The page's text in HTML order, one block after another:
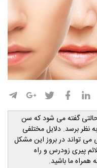
گفته می شود که سن
نظر برسد. دلایل مختلفی
تواند در بروز این مشکل
پیری زودرس و راه
همراه ما باشید.